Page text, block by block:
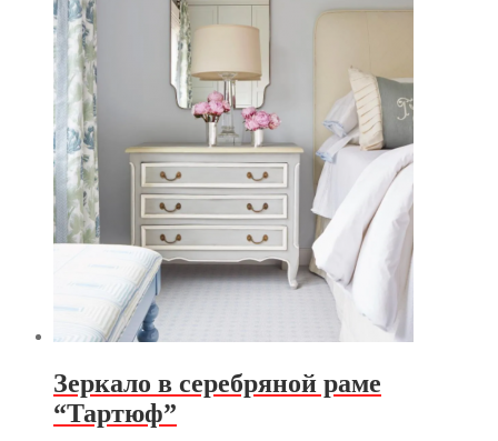
Зеркало в серебряной раме
“Тартюф”